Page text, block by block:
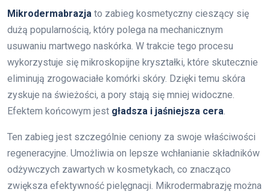
Mikrodermabrazja to zabieg kosmetyczny cieszący się
dużą popularnością, który polega na mechanicznym
usuwaniu martwego naskórka. W trakcie tego procesu
wykorzystuje się mikroskopijne kryształki, które skutecznie
eliminują zrogowaciałe komórki skóry. Dzięki temu skóra
zyskuje na świeżości, a pory stają się mniej widoczne.
Efektem końcowym jest gładsza i jaśniejsza cera
Ten zabieg jest szczególnie ceniony za swoje właściwości
regeneracyjne. Umożliwia on lepsze wchłanianie składników
odżywczych zawartych w kosmetykach, co znacząco
zwiększa efektywność pielęgnacji. Mikrodermabrazję można